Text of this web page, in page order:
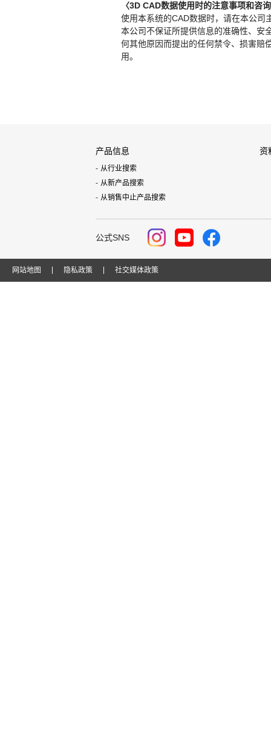
〈3D CAD数据使用时的注意事项和咨
使用本系统的CAD数据时，请在本公司
本公司不保证所提供信息的准确性、安
何其他原因而提出的任何禁令、损害赔
用。
产品信息
从行业搜索
从新产品搜索
从销售中止产品搜索
资
公式SNS
网站地图 隐私政策 社交媒体政策